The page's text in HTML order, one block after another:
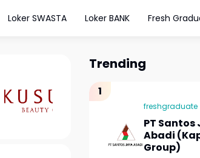
Loker SWASTA Loker BANK Fresh
Trending
freshgraduate
PT Santos
Abadi
Group)